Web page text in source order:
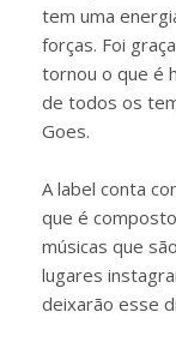
tem uma
forças. Foi
tornou o que é
de todos os
Goes.
A label conta
que é
músicas que
lugares
deixarão esse